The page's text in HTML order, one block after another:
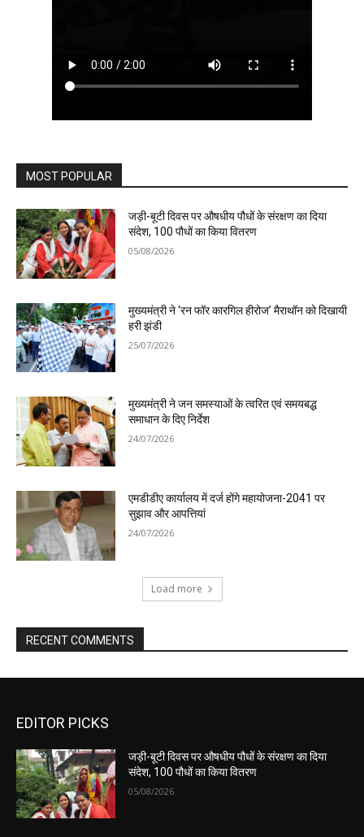
MOST POPULAR
जड़ी-बूटी दिवस पर औषधीय पौधों के संरक्षण का दिया
संदेश, 100 पौधों का किया वितरण
05/08/2026
मुख्यमंत्री ने ‘रन फॉर कारगिल हीरोज’ मैराथॉन को दिखायी
हरी झंडी
25/07/2026
मुख्यमंत्री ने जन समस्याओं के त्वरित एवं समयबद्ध
समाधान के दिए निर्देश
24/07/2026
एमडीडीए कार्यालय में दर्ज होंगे महायोजना-2041 पर
सुझाव और आपत्तियां
24/07/2026
Load more
RECENT COMMENTS
EDITOR PICKS
जड़ी-बूटी दिवस पर औषधीय पौधों के संरक्षण का दिया
संदेश, 100 पौधों का किया वितरण
05/08/2026